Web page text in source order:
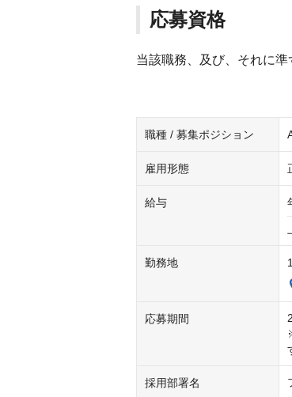
応募資格
当該職務、及び、それに
職種 / 募集ポジション
雇用形態
給与
勤務地
応募期間
採用部署名